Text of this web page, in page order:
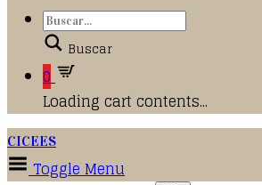
Buscar
0
Loading cart contents...
CICEES
Toggle Menu